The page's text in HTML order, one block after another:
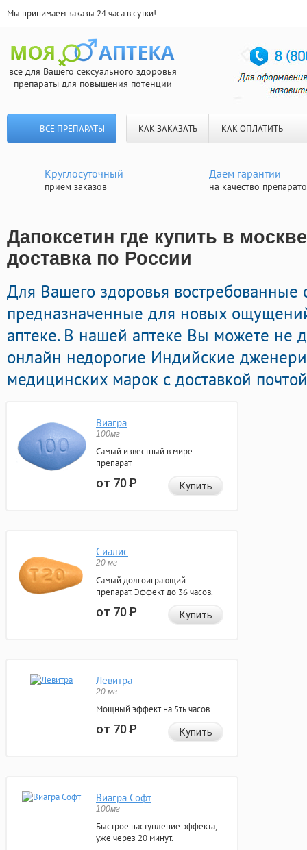
Мы принимаем заказы 24 часа в сутки!
все для Вашего сексуального здоровья
препараты для повышения потенции
ВСЕ ПРЕПАРАТЫ КАК ЗАКАЗАТЬ КАК ОПЛАТИТЬ
Круглосуточный
прием заказов
Даем гарантии
на качество
Дапоксетин где купить в
доставка по России
Для Вашего здоровья востребованные
предназначенные для новых
аптеке. В нашей аптеке Вы можете не
онлайн недорогие Индийские
медицинских марок с доставкой
Виагра
100мг
Самый известный в мире
препарат
от 70Р Купить
Сиалис
20 мг
Самый долгоиграющий
препарат. Эффект до 36 часов.
от 70Р Купить
Левитра
20 мг
Мощный эффект на 5ть часов.
от 70Р Купить
Виагра Софт
100мг
Быстрое наступление эффекта,
уже через 20 минут.